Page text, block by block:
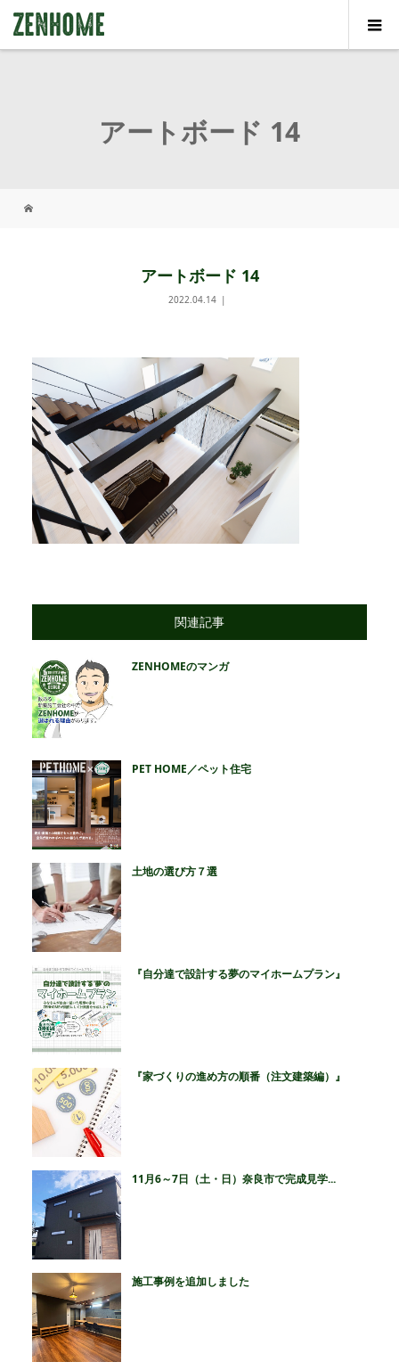
アートボード 14
アートボード 14
2022.04.14
関連記事
ZENHOMEのマンガ
PET HOME／ペット住宅
土地の選び方７選
『自分達で設計する夢のマイホームプラン』
『家づくりの進め方の順番（注文建築編）』
11月6～7日（土・日）奈良市で完成見学...
施工事例を追加しました